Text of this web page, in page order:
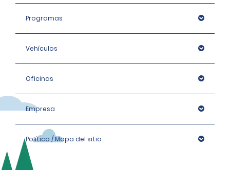
Programas
Vehículos
Oficinas
Empresa
Política / Mapa del sitio